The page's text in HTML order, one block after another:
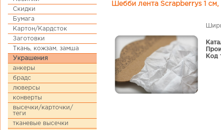
Скидки
Бумага
Картон/Кардсток
Заготовки
Ткань, кожзам, замша
Украшения
анкеры
брадс
люверсы
конверты
высечки/карточки/
теги
тканевые высечки
Шебби лента Scrapberrys 1
Код